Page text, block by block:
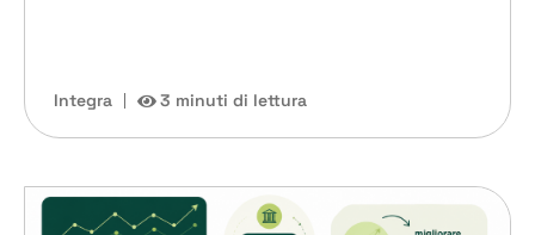
Integra 3 minuti di lettura